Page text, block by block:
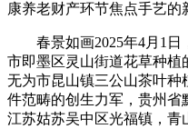
康养老财产环节焦点手艺的
春景如画2025年4月1日
市即墨区灵山街道花草种
无为市昆山镇三公山茶叶种
件范畴的创生力军，贵州省
江苏姑苏吴中区光福镇，青